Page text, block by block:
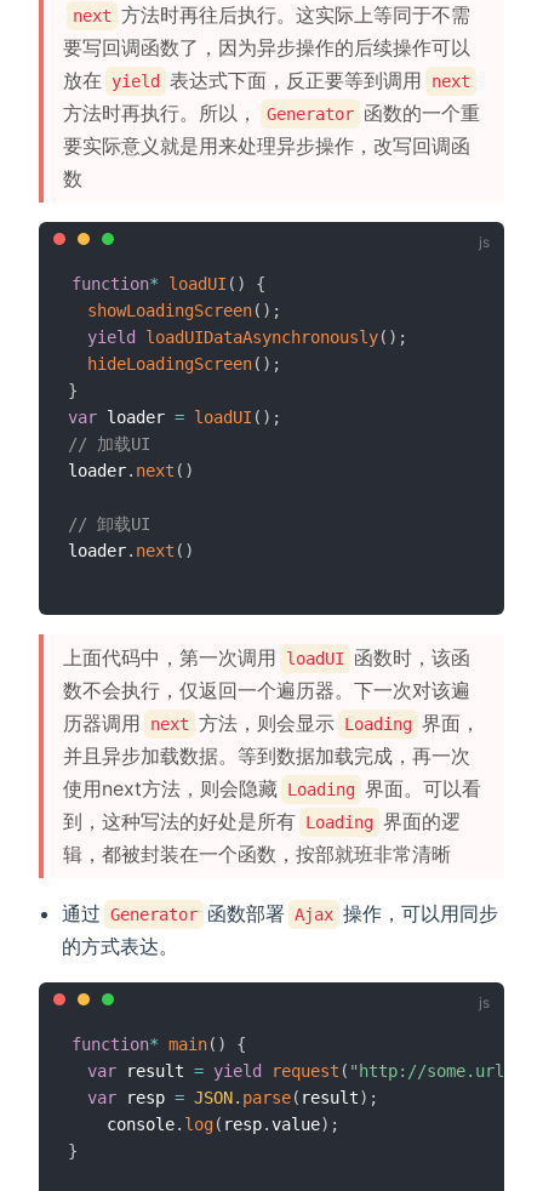
next 方法时再往后执行。这实际上等同于不需
要写回调函数了，因为异步操作的后续操作可以
放在
yield 表达式下面，反正要等到调用 next
方法时再执行。所以， Generator 函数的一个重
要实际意义就是用来处理异步操作，改写回调函
数
function* loadUI ( )
{
showLoadingScreen( ) ;
yield
loadUIDataAsynchronously( ) ;
hideLoadingScreen( ) ;
}
var loader = loadUI ( ) ;
// 加载UI
loader. next ( )
// 卸载UI
loader. next ( )
上面代码中，第一次调用 loadUI
函数时，该函
数不会执行，仅返回一个遍历器。下一次对该遍
历器调用
next 方法，则会显示 Loading 界面，
并且异步加载数据。等到数据加载完成，再一次
使用next方法，则会隐藏 Loading 界面。可以看
到，这种写法的好处是所有 Loading 界面的逻
辑，都被封装在一个函数，按部就班非常清晰
通过 Generator 函数部署 Ajax 操作，可以用同步
的方式表达。
function* main( )
{
var result = yield request ( "http://some.url"
var resp = JSON. parse( result) ;
    console
. log( resp.value) ;
}